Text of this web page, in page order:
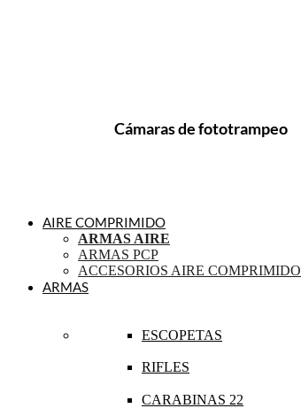
Cámaras de fototrampeo
AIRE COMPRIMIDO
ARMAS AIRE
ARMAS PCP
ACCESORIOS AIRE COMPRIMIDO
ARMAS
ESCOPETAS
RIFLES
CARABINAS 22